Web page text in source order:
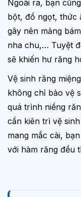
Ngoài ra, bạn
bột, đồ ngọt, thức
gây nên mảng
nha chu,… Tuyệt
sẽ khiến hư răng
Vệ sinh răng
không chỉ bảo vệ
quá trình niềng
cần kiên trì vệ
mang mắc cài,
với hàm răng đều